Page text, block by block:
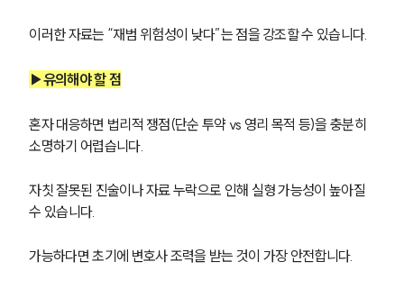
이러한 자료는 “재범 위험성이 낮다”는 점을 강조할 수 있습니다.
▶유의해야 할 점
혼자 대응하면 법리적 쟁점(단순 투약 vs 영리 목적 등)을 충분히
소명하기 어렵습니다.
자칫 잘못된 진술이나 자료 누락으로 인해 실형 가능성이 높아질
수 있습니다.
가능하다면 초기에 변호사 조력을 받는 것이 가장 안전합니다.